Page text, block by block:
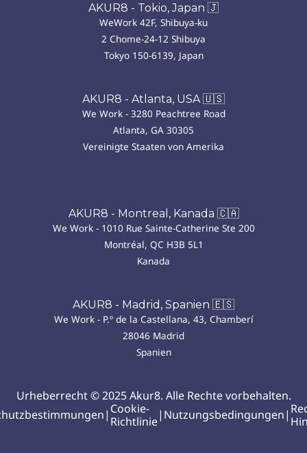
AKUR8 - Tokio, Japan 🇯
WeWork 42F, Shibuya-ku
2 Chome-24-12 Shibuya
Tokyo 150-6139, Japan
AKUR8 - Atlanta, USA 🇺🇸
We Work - 3280 Peachtree Road
Atlanta, GA 30305
Vereinigte Staaten von Amerika
AKUR8 - Montreal, Kanada 🇨🇦
We Work - 1010 Rue Sainte-Catherine Ste 200
Montréal, QC H3B 5L1
Kanada
AKUR8 - Madrid, Spanien 🇪🇸
We Work - P.º de la Castellana, 43, Chamberí
28046 Madrid
Spanien
Urheberrecht © 2025 Akur8. Alle Rechte vorbehalten.
| Cookie-
Richtlinie| Nutzungsbedingungen|